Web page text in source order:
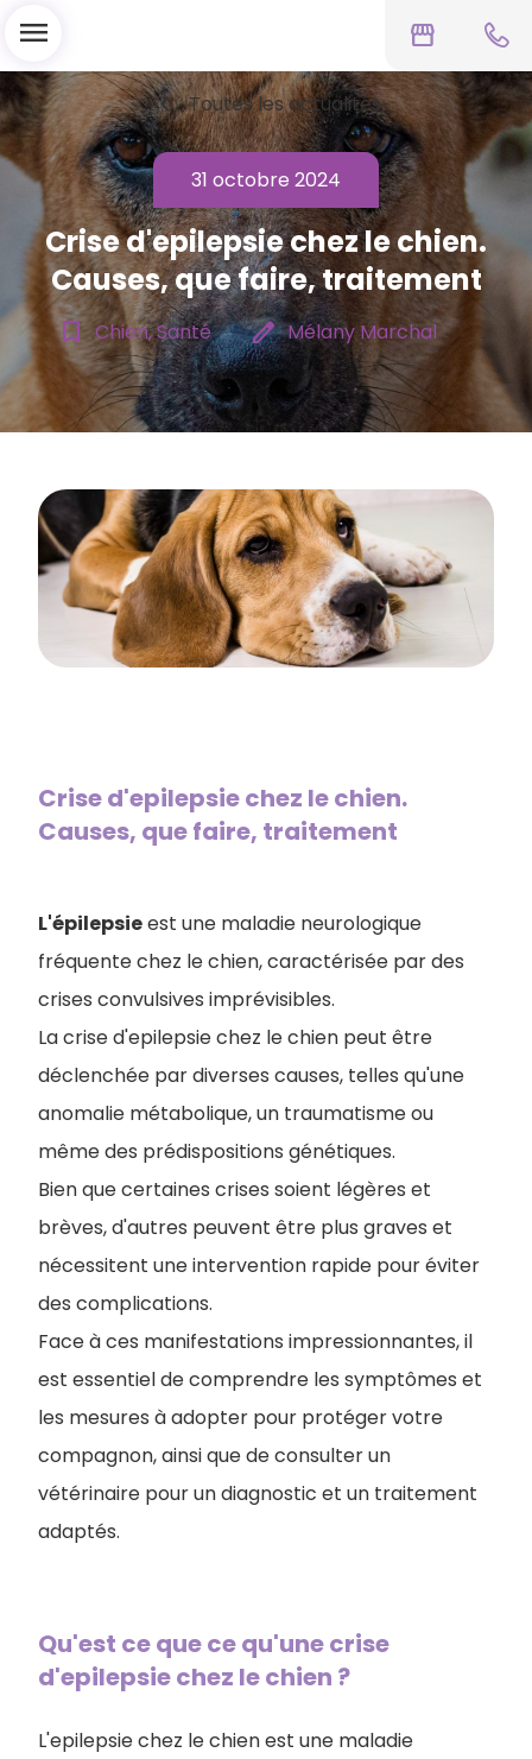
storefront
menu
chevron_left Toutes les actualités
31 octobre 2024
Crise d'epilepsie chez le chien.
Causes, que faire, traitement
bookmark_border Chien, Santé edit Mélany Marchal
Crise d'epilepsie chez le chien.
Causes, que faire, traitement
L'épilepsieest une maladie neurologique
fréquente chez le chien, caractérisée par des
crises convulsives imprévisibles.
La crise d'epilepsie chez le chien peut être
déclenchée par diverses causes, telles qu'une
anomalie métabolique, un traumatisme ou
même des prédispositions génétiques.
Bien que certaines crises soient légères et
brèves, d'autres peuvent être plus graves et
nécessitent une intervention rapide pour éviter
des complications.
Face à ces manifestations impressionnantes, il
est essentiel de comprendre les symptômes et
les mesures à adopter pour protéger votre
compagnon, ainsi que de consulter un
vétérinaire pour un diagnostic et un traitement
adaptés.
Qu'est ce que ce qu'une crise
d'epilepsie chez le chien ?
L'epilepsie chez le chien est une maladie